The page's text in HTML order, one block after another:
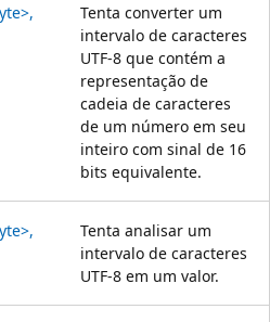
Tenta converter um
intervalo de caracteres
UTF-8 que contém a
representação de
cadeia de caracteres
de um número em seu
inteiro com sinal de 16
bits equivalente.
Tenta analisar um
intervalo de caracteres
UTF-8 em um valor.